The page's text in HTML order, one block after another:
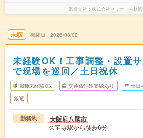
派遣会社 株式会社セリオ 人材派
未読 掲載日 2026/08/02
未経験OK！工事調整・設置
で現場を巡回／土日祝休
職種未経験OK 交通費別途支給あり 土日
派遣
勤務地 大阪府八尾市
久宝寺駅から徒歩6分